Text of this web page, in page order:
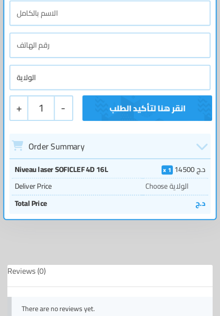
+ 1 -
Order Summary
Niveau laser SOFICLEF 4D 16L 1 14500د.ج
Deliver Price
Choose الولاية
Total Price
د.ج
Reviews (0)
There are no reviews yet.